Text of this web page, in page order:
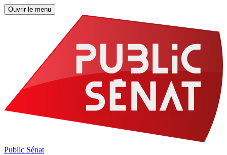
Ouvrir le menu
Public Sénat